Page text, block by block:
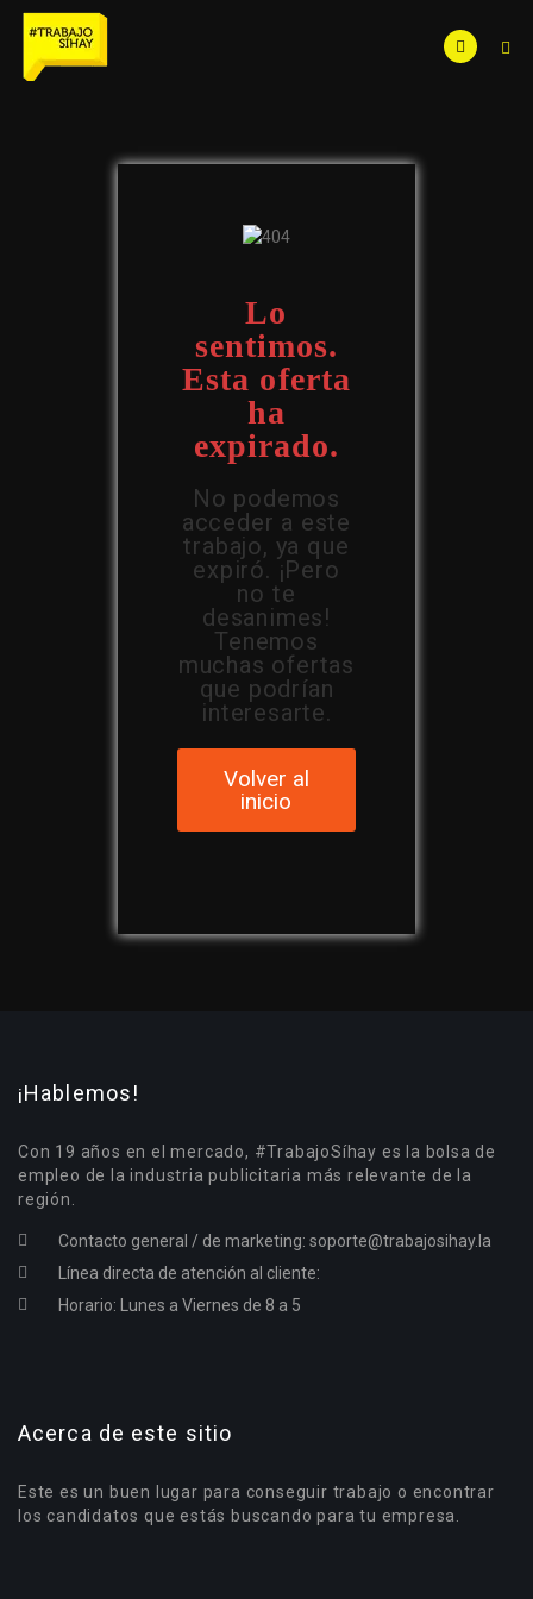
Lo
sentimos.
Esta oferta
ha
expirado.
No podemos
acceder a este
trabajo, ya que
expiró. ¡Pero
no te
desanimes!
Tenemos
muchas ofertas
que podrían
interesarte.
Volver al
inicio
¡Hablemos!
Con 19 años en el mercado, #TrabajoSíhay es la bolsa de
empleo de la industria publicitaria más relevante de la
región.
Contacto general / de marketing: soporte@trabajosihay.la
Línea directa de atención al cliente:
Horario: Lunes a Viernes de 8 a 5
Acerca de este sitio
Este es un buen lugar para conseguir trabajo o encontrar
los candidatos que estás buscando para tu empresa.